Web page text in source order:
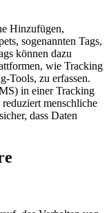
Hinzufügen,
sogenannten Tags,
können dazu
wie Tracking
Tools, zu erfassen.
in einer Tracking
menschliche
dass Daten